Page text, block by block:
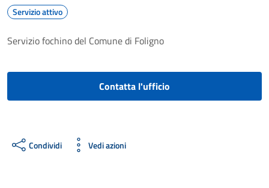
Servizio attivo
Servizio fochino del Comune di Foligno
Contatta l'ufficio
Condividi Vedi azioni